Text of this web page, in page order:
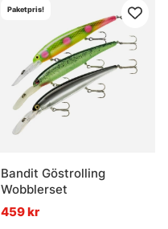
Paketpris!
Bandit Göstrolling
Wobblerset
459 kr